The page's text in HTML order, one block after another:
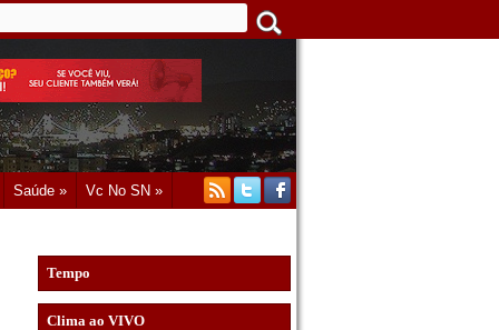
Saúde » Vc No SN »
Tempo
Clima ao VIVO